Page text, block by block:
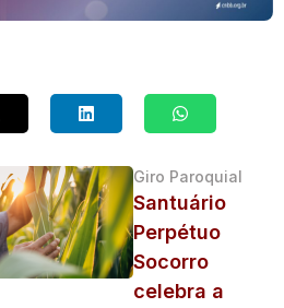
Giro Paroquial
Santuário
Perpétuo
Socorro
celebra a